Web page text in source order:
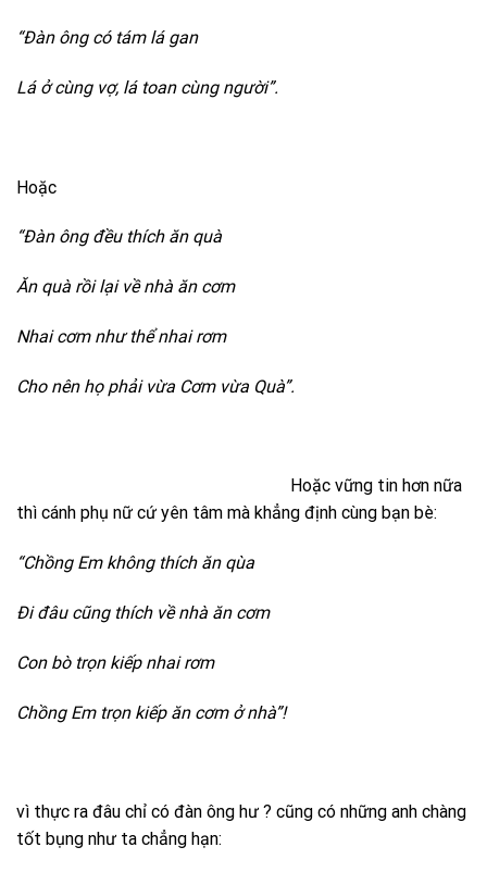
“Đàn ông có tám lá gan
Lá ở cùng vợ, lá toan cùng người”.
Hoặc
“Đàn ông đều thích ăn quà
Ăn quà rồi lại về nhà ăn cơm
Nhai cơm như thể nhai rơm
Cho nên họ phải vừa Cơm vừa Quà”.
Hoặc vững tin hơn nữa
thì cánh phụ nữ cứ yên tâm mà khẳng định cùng bạn bè:
“Chồng Em không thích ăn qùa
Đi đâu cũng thích về nhà ăn cơm
Con bò trọn kiếp nhai rơm
Chồng Em trọn kiếp ăn cơm ở nhà”!
vì thực ra đâu chỉ có đàn ông hư ? cũng có những anh chàng
tốt bụng như ta chẳng hạn: